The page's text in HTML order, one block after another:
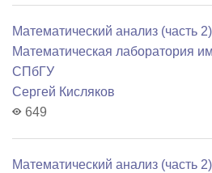
Математический анализ (часть
Математичеcкая лаборатория
СПбГУ
Сергей Кисляков
649
Математический анализ (часть